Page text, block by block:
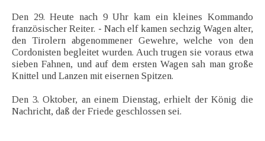
Den 29. Heute nach 9 Uhr kam ein kleines Kommando
französischer Reiter. - Nach elf kamen sechzig Wagen alter,
den Tirolern abgenommener Gewehre, welche von den
Cordonisten begleitet wurden. Auch trugen sie voraus etwa
sieben Fahnen, und auf dem ersten Wagen sah man große
Knittel und Lanzen mit eisernen Spitzen.
Den 3. Oktober, an einem Dienstag, erhielt der König die
Nachricht, daß der Friede geschlossen sei.